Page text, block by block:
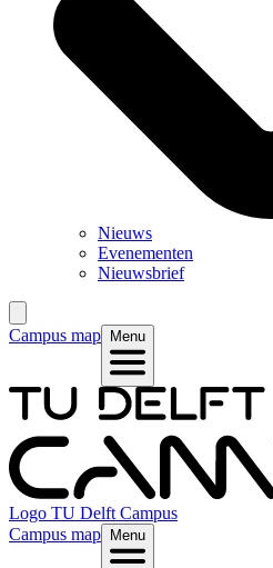
Nieuws
Evenementen
Nieuwsbrief
Campus map Menu
Logo TU Delft Campus
Campus map Menu